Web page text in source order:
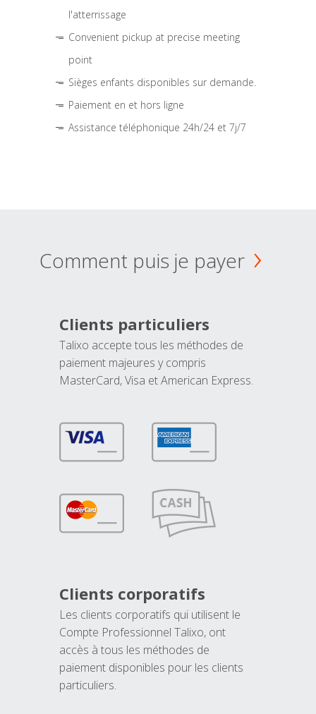
l'atterrissage
Convenient pickup at precise meeting
point
Sièges enfants disponibles sur demande.
Paiement en et hors ligne
Assistance téléphonique 24h/24 et 7j/7
Comment puis je payer
Clients particuliers
Talixo accepte tous les méthodes de
paiement majeures y compris
MasterCard, Visa et American Express.
Clients corporatifs
Les clients corporatifs qui utilisent le
Compte Professionnel Talixo, ont
accès à tous les méthodes de
paiement disponibles pour les clients
particuliers.